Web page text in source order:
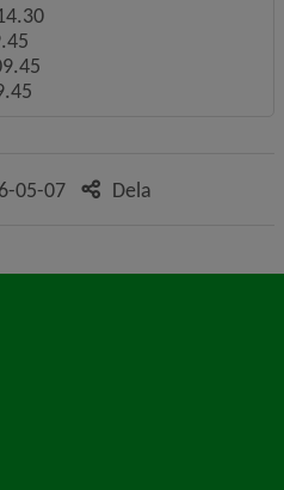
05-07 Dela
webbplats, öppnas i nytt